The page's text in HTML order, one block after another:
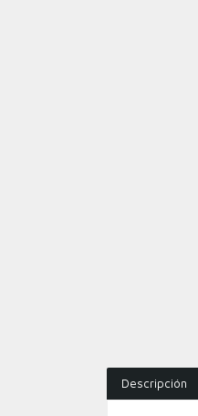
Descripción